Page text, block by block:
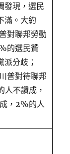
發現，選民
滿。大約
對聯邦勞動
的選民贊
派分歧；
普對待聯邦
人不讚成，
，2%的人